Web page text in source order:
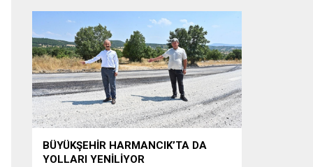
teknik terimler vatandaşlar için sade bir
anlatıma dönüştürülüyor. Nilüfer
Belediyesi, vatandaşların kent bilgilerine ve
imar durumu verilerine daha hızlı, kolay ve
şeffaf bir şekilde...
BÜYÜKŞEHİR HARMANCIK’TA DA
YOLLARI YENİLİYOR